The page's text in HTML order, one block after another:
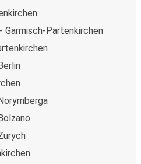
oraz oferując wszystkim
biletu.
na trasie Garmisch-
zł
tańsza od innych
z tego miasta i nie
co musisz wiedzieć.
Partenkirchen